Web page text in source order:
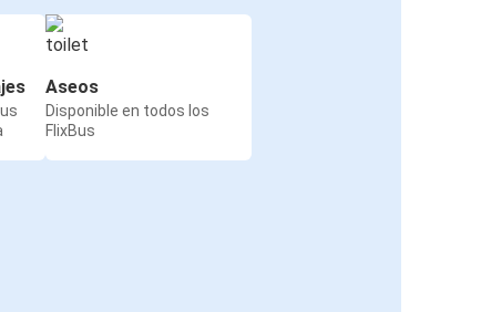
Aseos
Disponible en todos los
FlixBus